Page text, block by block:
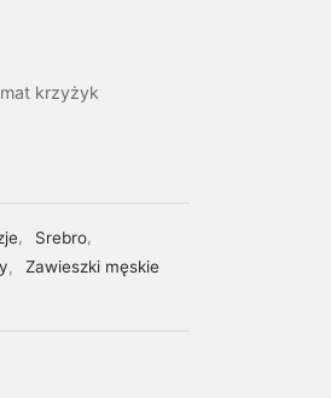
krzyżyk
, Srebro,
,
Zawieszki męskie